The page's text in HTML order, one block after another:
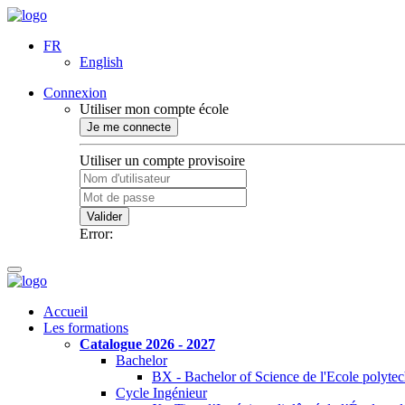
FR
English
Connexion
Utiliser mon compte école
Je me connecte
Utiliser un compte provisoire
Valider
Error:
Accueil
Les formations
Catalogue 2026 - 2027
Bachelor
BX - Bachelor of Science de l'Ecole
Cycle Ingénieur